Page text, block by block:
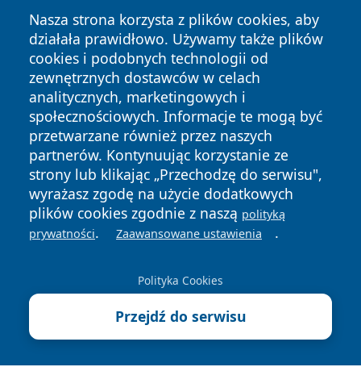
Nasza strona korzysta z plików cookies, aby
działała prawidłowo. Używamy także plików
cookies i podobnych technologii od
zewnętrznych dostawców w celach
analitycznych, marketingowych i
społecznościowych. Informacje te mogą być
przetwarzane również przez naszych
partnerów. Kontynuując korzystanie ze
strony lub klikając „Przechodzę do serwisu",
wyrażasz zgodę na użycie dodatkowych
plików cookies zgodnie z naszą polityką
prywatności. Zaawansowane ustawienia .
Polityka Cookies
Przejdź do serwisu
Copyright © 2026 elblagonline.pl Wszystkie prawa
zastrzeżone.
News Autorzy
Polityka
Prywatności
Polityka
Cookies